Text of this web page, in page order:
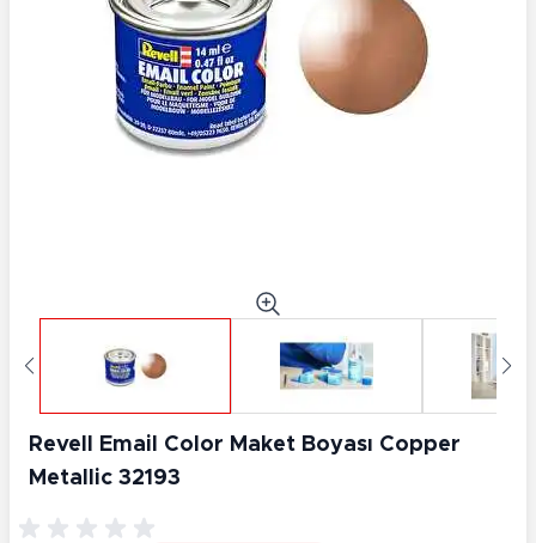
Revell Email Color Maket Boyası Copper
Metallic 32193